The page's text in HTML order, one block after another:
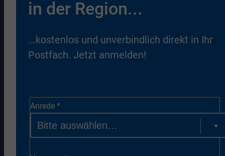
in der Region...
...kostenlos und unverbindlich direkt in Ihr
Postfach. Jetzt anmelden!
Anrede *